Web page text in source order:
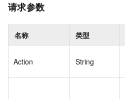
请求参数
名称 类型
Action String